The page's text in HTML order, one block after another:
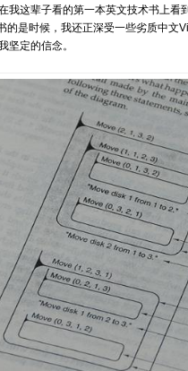
我这辈子看的第一本英文技术书上
的是时候，我还正深受一些劣质中文
坚定的信念。